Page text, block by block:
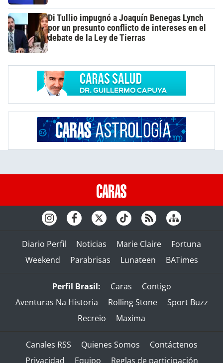
Di Tullio impugnó a Joaquín Benegas Lynch
por un presunto conflicto de intereses en el
debate de la Ley de Tierras
Diario Perfil Noticias Marie Claire
Fortuna
Weekend
Parabrisas Lunateen BATimes
Perfil Brasil: Caras
Contigo
Aventuras Na Historia
Rolling Stone
Sport Buzz
Recreio
Maxima
Canales RSS Quienes Somos
Contáctenos
Privacidad
Equipo Reglas de participación